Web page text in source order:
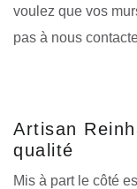
voulez que vos
pas à nous
Artisan
qualité
Mis à part le côté